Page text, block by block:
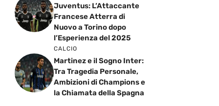
Juventus: L’Attaccante
Francese Atterra di
Nuovo a Torino dopo
l’Esperienza del 2025
CALCIO
Martinez e il Sogno Inter:
Tra Tragedia Personale,
Ambizioni di Champions e
la Chiamata della Spagna